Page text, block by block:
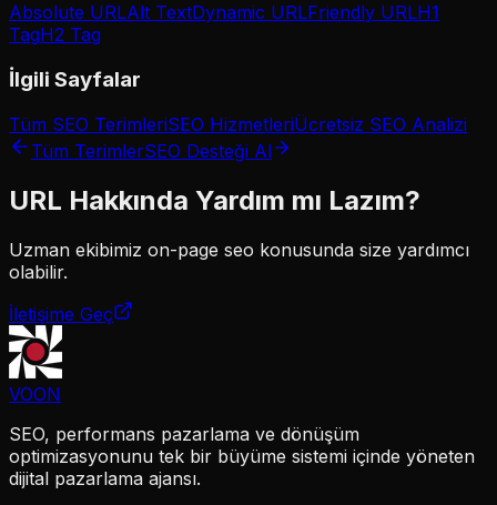
Absolute URLAlt TextDynamic URLFriendly URLH1
TagH2 Tag
İlgili Sayfalar
Tüm SEO TerimleriSEO HizmetleriÜcretsiz SEO Analizi
Tüm TerimlerSEO Desteği Al
URL Hakkında Yardım mı Lazım?
Uzman ekibimiz on-page seo konusunda size yardımcı
olabilir.
İletişime Geç
VOON
SEO, performans pazarlama ve dönüşüm
optimizasyonunu tek bir büyüme sistemi içinde yöneten
dijital pazarlama ajansı.